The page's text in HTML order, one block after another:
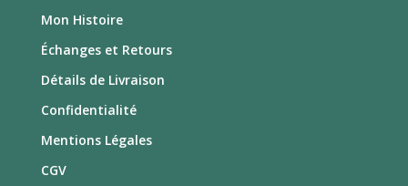
Mon Histoire
Échanges et Retours
Détails de Livraison
Confidentialité
Mentions Légales
CGV